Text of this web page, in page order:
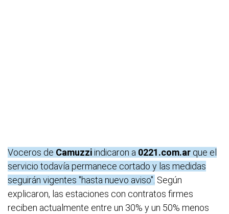
Voceros de Camuzziindicaron a 0221.com.ar que el
servicio todavía permanece cortado y las medidas
seguirán vigentes "hasta nuevo aviso". Según
explicaron, las estaciones con contratos firmes
reciben actualmente entre un 30% y un 50% menos